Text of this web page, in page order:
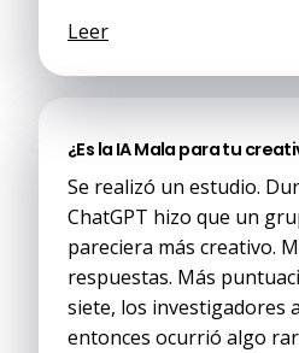
Leer
¿Es la IA Mala para tu
Se realizó un estudio.
ChatGPT hizo que un
pareciera más creativo.
respuestas. Más
siete, los investigadores
entonces ocurrió algo